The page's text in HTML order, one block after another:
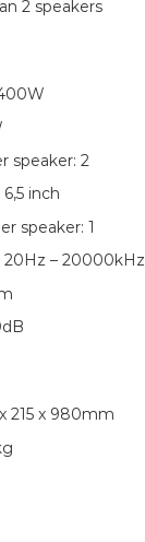
2 speakers
speaker: 2
inch
speaker: 1
20Hz – 20000kHz
215 x 980mm